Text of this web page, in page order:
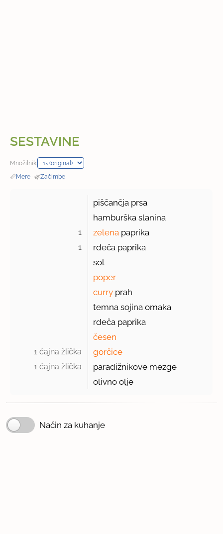
SESTAVINE
Množilnik:
📏Mere · 🌿Začimbe
piščančja prsa
hamburška slanina
1 zelena paprika
1
rdeča paprika
sol
poper
curry prah
temna sojina omaka
rdeča paprika
česen
1 čajna žlička gorčice
1 čajna žlička
paradižnikove mezge
olivno olje
Način za kuhanje